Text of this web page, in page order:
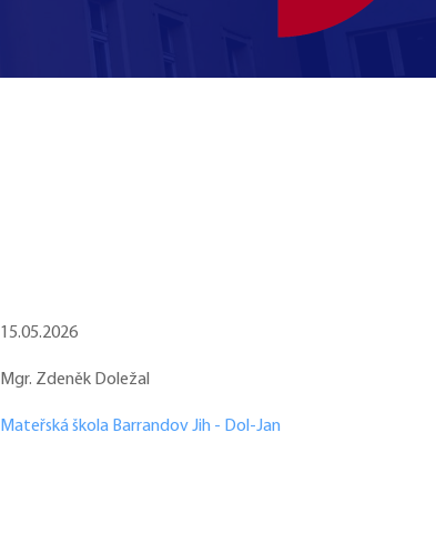
15.05.2026
Mgr. Zdeněk Doležal
Mateřská škola Barrandov Jih - Dol-Jan